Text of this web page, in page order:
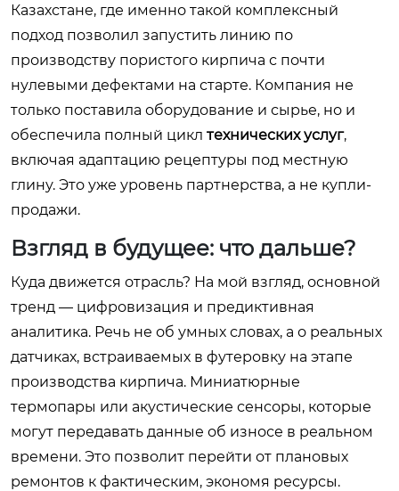
Казахстане, где именно такой комплексный
подход позволил запустить линию по
производству пористого кирпича с почти
нулевыми дефектами на старте. Компания не
только поставила оборудование и сырье, но и
обеспечила полный цикл технических услуг,
включая адаптацию рецептуры под местную
глину. Это уже уровень партнерства, а не купли-
продажи.
Взгляд в будущее: что дальше?
Куда движется отрасль? На мой взгляд, основной
тренд — цифровизация и предиктивная
аналитика. Речь не об умных словах, а о реальных
датчиках, встраиваемых в футеровку на этапе
производства кирпича. Миниатюрные
термопары или акустические сенсоры, которые
могут передавать данные об износе в реальном
времени. Это позволит перейти от плановых
ремонтов к фактическим, экономя ресурсы.